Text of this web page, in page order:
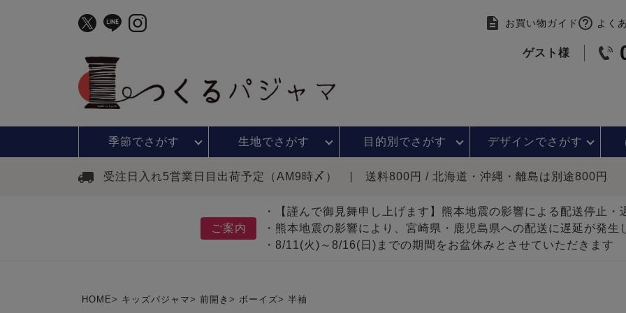
お買い物ガイド よく
ゲスト様
季節でさがす 生地でさがす 目的別でさがす デザインでさがす
受注日入れ5営業日目出荷予定（AM9時〆） 送料800円 / 北海道・沖縄・離島は別途800円
ご案内
・【謹んで御見舞申し上げます】熊本地震の影響による配送停止
・熊本地震の影響により、宮崎県・鹿児島県への配送に遅延が発生
・8/11(火)～8/16(日)までの期間をお盆休みとさせていただきます
HOME キッズパジャマ 前開き ボーイズ 半袖